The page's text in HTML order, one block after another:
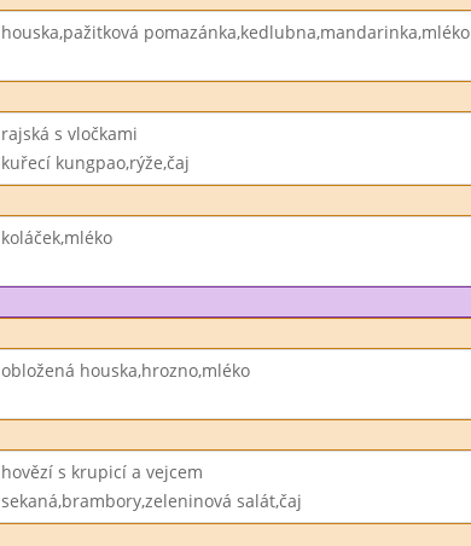
houska,pažitková pomazánka,kedlubna,mandarinka,mléko
rajská s vločkami
kuřecí kungpao,rýže,čaj
koláček,mléko
obložená houska,hrozno,mléko
hovězí s krupicí a vejcem
sekaná,brambory,zeleninová salát,čaj